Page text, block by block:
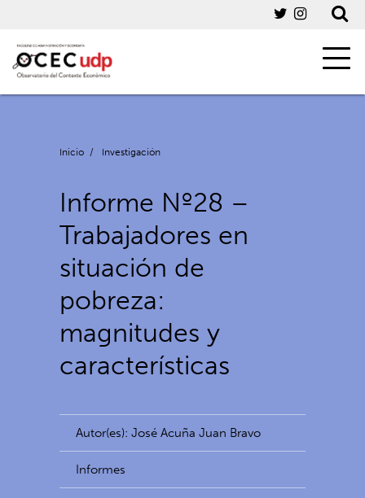
Inicio / Investigación
Informe Nº28 –
Trabajadores en
situación de
pobreza:
magnitudes y
características
Autor(es): José Acuña Juan Bravo
Informes